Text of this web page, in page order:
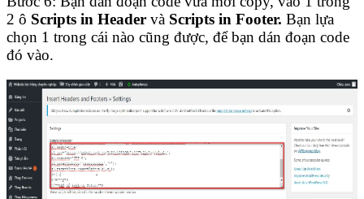
2 ô Scripts in Header và Scripts in Footer. Bạn lựa
chọn 1 trong cái nào cũng được, để bạn dán đoạn code
đó vào.